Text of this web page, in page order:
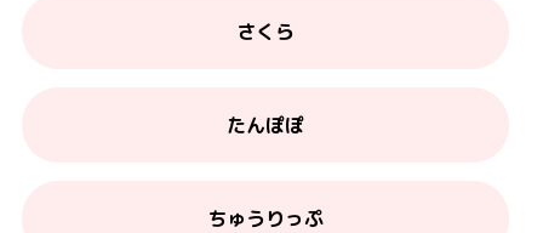
さくら
たんぽぽ
ちゅうりっぷ